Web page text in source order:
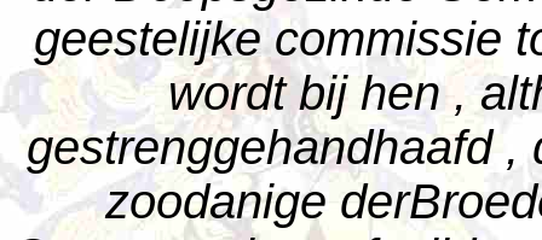
geestelijke commissie
wordt bij hen ,
gestrenggehandhaafd
zoodanige